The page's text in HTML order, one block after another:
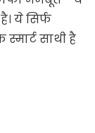
ये सिर्फ
साथी है